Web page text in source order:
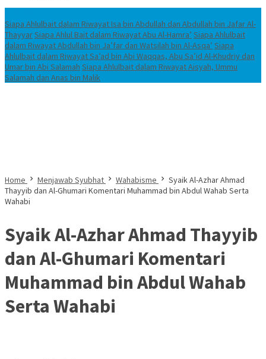
Siapa Ahlulbait dalam Riwayat Isa bin Abdullah dan Abdullah bin Jafar Al-
ThayyarSiapa Ahlul Bait dalam Riwayat Abu Al-Hamra’ Siapa Ahlulbait
dalam Riwayat Abdullah bin Ja’far dan Watsilah bin Al-Asqa’ Siapa
Ahlulbait dalam Riwayat Sa’ad bin Abi Waqqas, Abu Sa’id Al-Khudriy dan
Umar bin Abi Salamah Siapa Ahlulbait dalam Riwayat Aisyah, Ummu
Salamah dan Anas bin Malik
Home Menjawab Syubhat Wahabisme
Syaik Al-Azhar Ahmad
Thayyib dan Al-Ghumari Komentari Muhammad bin Abdul Wahab Serta
Wahabi
Syaik Al-Azhar Ahmad Thayyib
dan Al-Ghumari Komentari
Muhammad bin Abdul Wahab
Serta Wahabi